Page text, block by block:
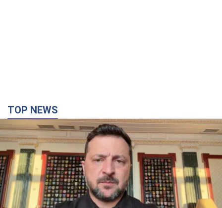
"Защита нашей жизни": Зеленский об
антибаллистической системе FREYJA,
санкциях против России и поддержке аграриев.
Видео
Европейские партнеры присоединяются к совместному
проекту
10 годин тому 72,4 т.
С 1 сентября украинским учителям повысят